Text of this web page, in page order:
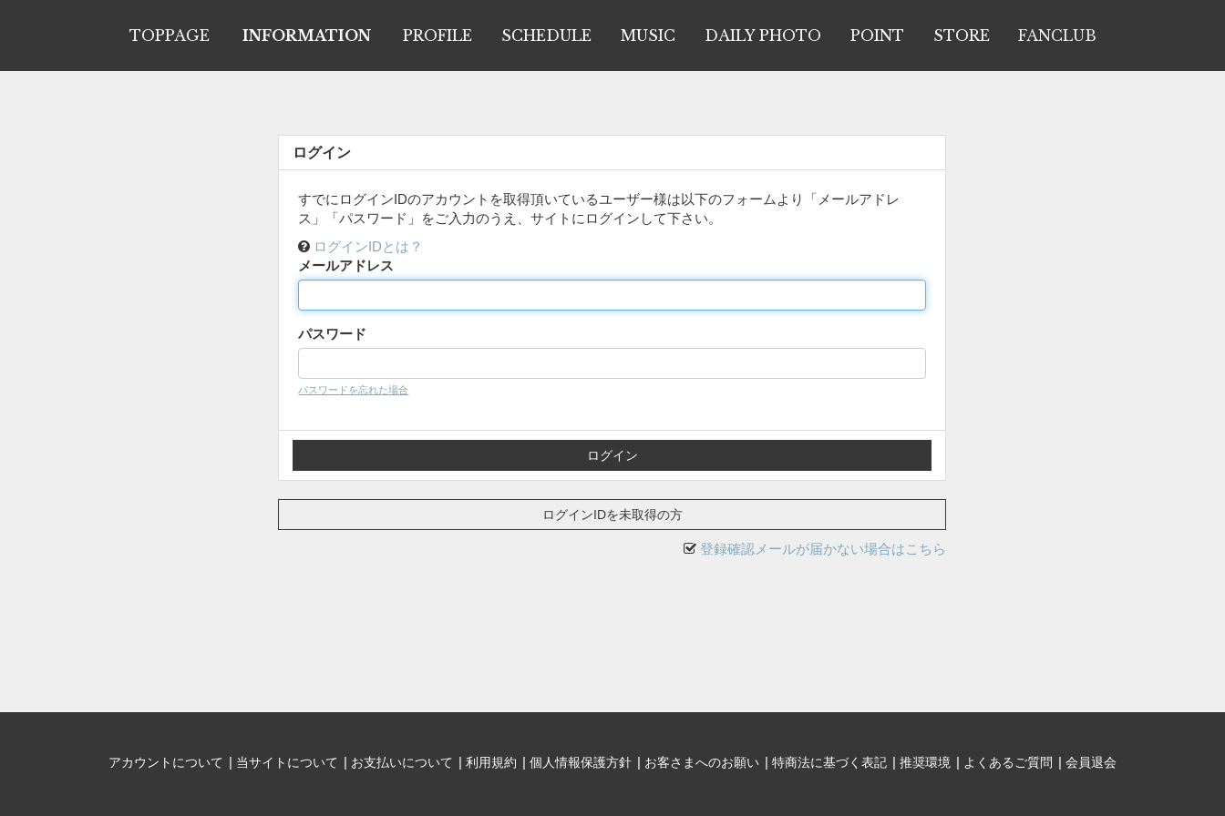
TOPPAGE INFORMATION PROFILE SCHEDULE MUSIC DAILY PHOTO POINT STORE FANCLUB
ログイン
すでにログインIDのアカウントを取得頂いているユーザー様は以下のフォームより「メールアドレ
ス」「パスワード」をご入力のうえ、サイトにログインして下さい。
ログインIDとは？
メールアドレス
パスワード
パスワードを忘れた場合
ログインIDを未取得の方
登録確認メールが届かない場合はこちら
アカウントについて 当サイトについて お支払いについて 利用規約 個人情報保護方針 お客さまへのお願い 特商法に基づく表記 推奨環境 よくあるご質問 会員退会